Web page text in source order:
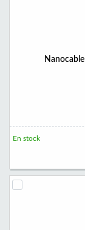
En stock